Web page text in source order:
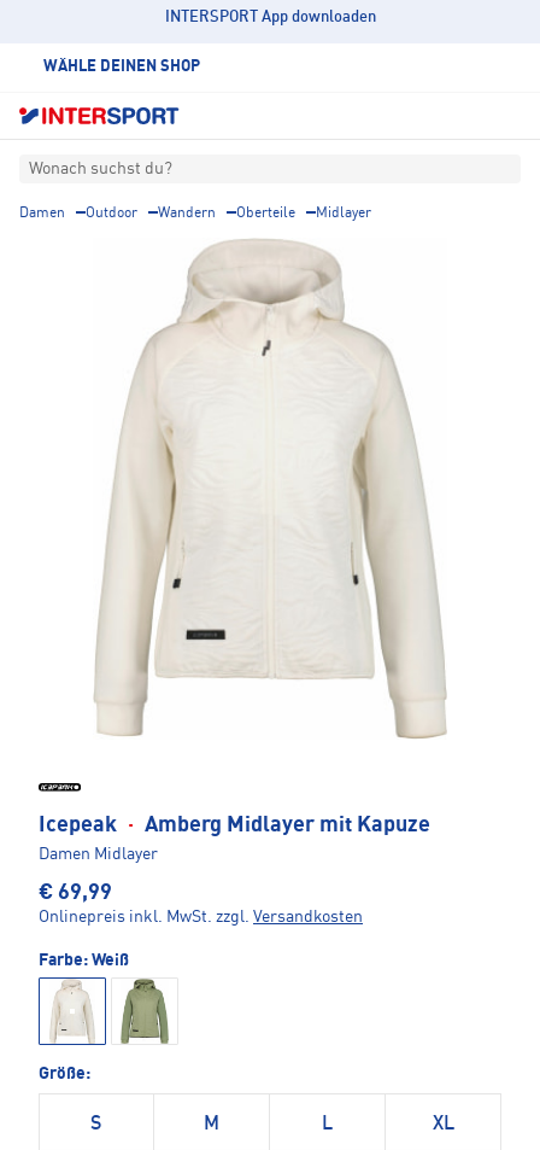
INTERSPORT App downloaden
WÄHLE DEINEN SHOP
Wonach suchst du?
Damen Outdoor Wandern Oberteile Midlayer
Icepeak · Amberg Midlayer mit Kapuze
Damen Midlayer
€ 69,99
Onlinepreis inkl. MwSt. zzgl. Versandkosten
Farbe: Weiß
Größe:
S M L XL